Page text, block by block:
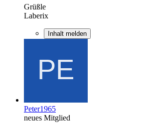
Grüßle
Laberix
Inhalt melden
Peter1965
neues Mitglied